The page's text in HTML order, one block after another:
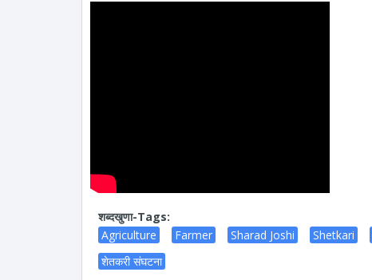
शब्दखुणा-Tags:
Agriculture
Farmer Sharad Joshi Shetkari
शेतकरी संघटना